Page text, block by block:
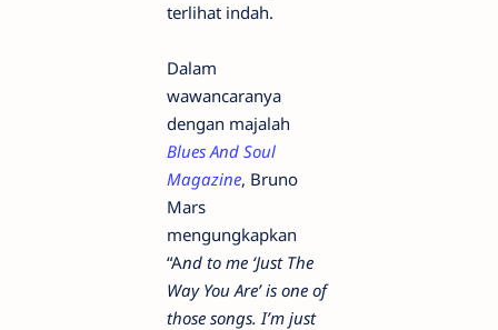
terlihat indah.
Dalam
wawancaranya
dengan majalah
Blues And Soul
Magazine, Bruno
Mars
mengungkapkan
“And to me ‘Just The
Way You Are’ is one of
those songs. I’m just